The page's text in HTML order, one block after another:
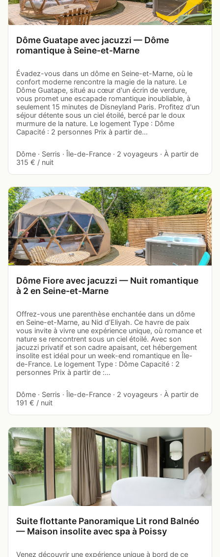
Dôme Guatape avec jacuzzi — Dôme
romantique à Seine-et-Marne
Évadez-vous dans un dôme en Seine-et-Marne, où le
confort moderne rencontre la magie de la nature. Le
Dôme Guatape, situé au cœur d'un écrin de verdure,
vous promet une escapade romantique inoubliable, à
seulement 15 minutes de Disneyland Paris. Profitez d'un
séjour détente sous un ciel étoilé, bercé par le doux
murmure de la nature. Le logement Type : Dôme
Capacité : 2 personnes Prix à partir de…
Dôme · Serris · Île-de-France · 2 voyageurs · À partir de
315 € / nuit
Dôme Fiore avec jacuzzi — Nuit romantique
à 2 en Seine-et-Marne
Offrez-vous une parenthèse enchantée dans un dôme
en Seine-et-Marne, au Nid d’Eliyah. Ce havre de paix
vous invite à vivre une expérience unique, où romance et
nature se rencontrent sous un ciel étoilé. Avec son
jacuzzi privatif et son cadre apaisant, cet hébergement
insolite est idéal pour un week-end romantique en Île-
de-France. Le logement Type : Dôme Capacité : 2
personnes Prix à partir de :…
Dôme · Serris · Île-de-France · 2 voyageurs · À partir de
191 € / nuit
Suite flottante Panoramique Lit rond Balnéo
— Maison insolite avec spa à Poissy
Venez découvrir une expérience unique à bord de ce